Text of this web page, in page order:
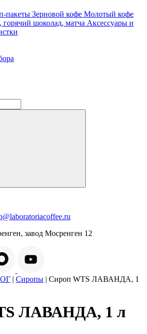
пакеты Зерновой кофе Молотый кофе
горячий шоколад, матча Аксессуары и
завод Мосренген 12
| Сиропы | Сироп WTS ЛАВАНДА, 1
ЛАВАНДА, 1 л